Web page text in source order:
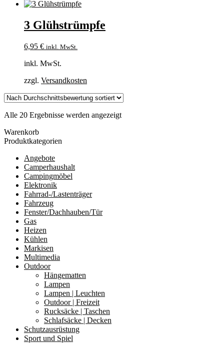
3 Glühstrümpfe
6,95 € inkl. MwSt.
inkl. MwSt.
zzgl. Versandkosten
Alle 20 Ergebnisse werden angezeigtNach
Warenkorb
Produktkategorien
Angebote
Camperhaushalt
Campingmöbel
Elektronik
Fahrrad-/Lastenträger
Fahrzeug
Fenster/Dachhauben/Tür
Gas
Heizen
Kühlen
Markisen
Multimedia
Outdoor
Hängematten
Lampen
Lampen | Leuchten
Outdoor | Freizeit
Rucksäcke | Taschen
Schlafsäcke | Decken
Schutzausrüstung
Sport und Spiel